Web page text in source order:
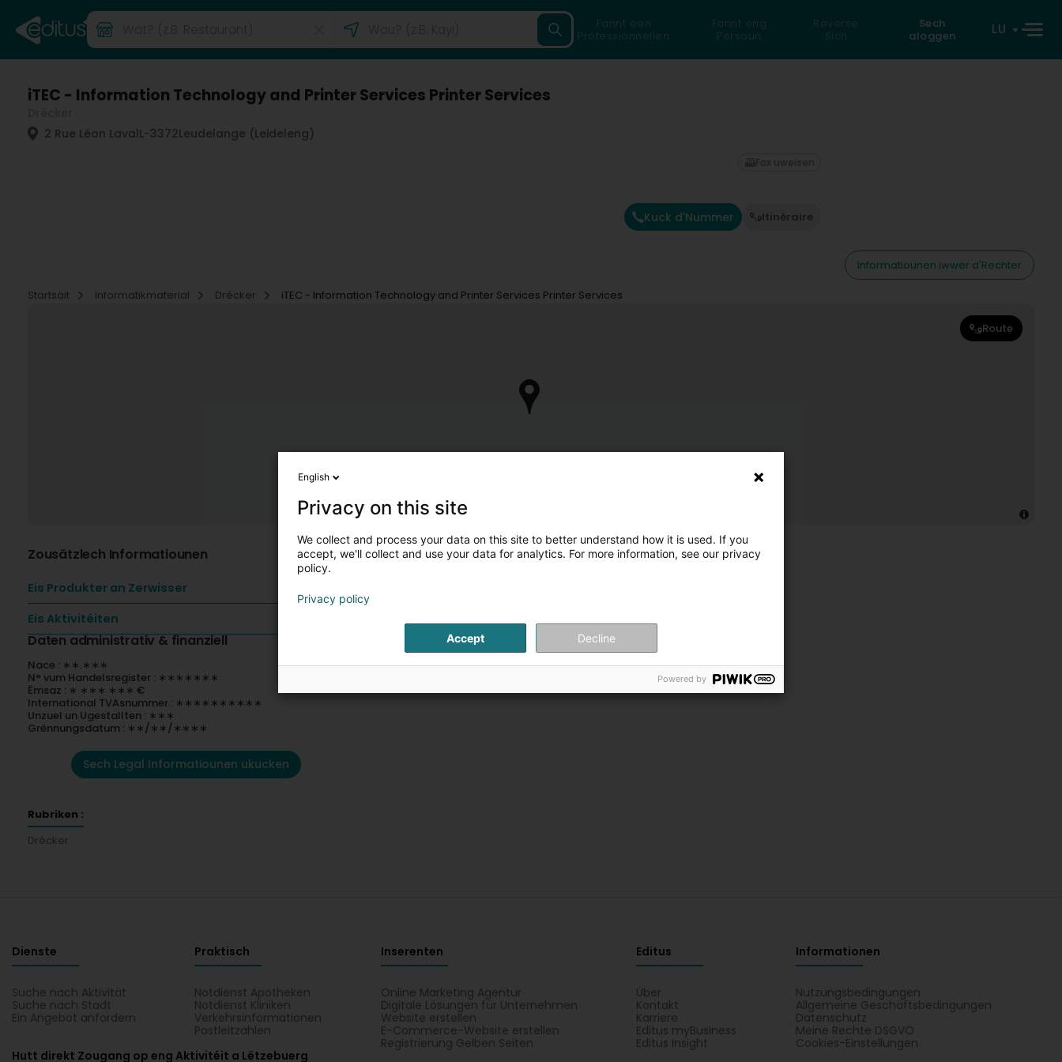
Fannt een
Professionnellen
Fannt eng
Persoun
Reverse
Sich
Sech
aloggen
LU
iTEC - Information Technology and Printer Services Printer Services
2 Rue Léon LavalL-3372Leudelange (Leideleng)
Kuck d'Nummer Itinéraire
Fax uweisen
Informatiounen iwwer d'Rechter
Startsäit
Informatikmaterial Drécker iTEC - Information Technology and Printer Services Printer Services
Route
Zousätzlech Informatiounen
Eis Produkter an Zerwisser
Eis Aktivitéiten
Daten administrativ & finanziell
Nace : ∗∗.∗∗∗
N° vum Handelsregister : ∗∗∗∗∗∗∗
Ëmsaz : ∗ ∗∗∗ ∗∗∗ €
International TVAsnummer : ∗∗∗∗∗∗∗∗∗∗
Unzuel un Ugestallten : ∗∗∗
Grënnungsdatum : ∗∗/∗∗/∗∗∗∗
Sech Legal Informatiounen ukucken
Rubriken :
Drécker
Dienste
Suche nach Aktivität
Suche nach Stadt
Ein Angebot anfordern
Praktisch
Notdienst Apotheken
Notdienst Kliniken
Verkehrsinformationen
Postleitzahlen
Inserenten
Online Marketing Agentur
Digitale Lösungen für Unternehmen
Website erstellen
E-Commerce-Website erstellen
Registrierung Gelben Seiten
Editus
Über
Kontakt
Karriere
Editus myBusiness
Editus Insight
Informationen
Nutzungsbedingungen
Allgemeine Geschäftsbedingungen
Datenschutz
Meine Rechte DSGVO
Cookies-Einstellungen
Hutt direkt Zougang op eng Aktivitéit a Lëtzebuerg
English
Privacy on this site
We collect and process your data on this site to better understand how it is used. If you
accept, we'll collect and use your data for analytics. For more information, see our privacy
policy.
Privacy policy
Accept Decline
Powered by